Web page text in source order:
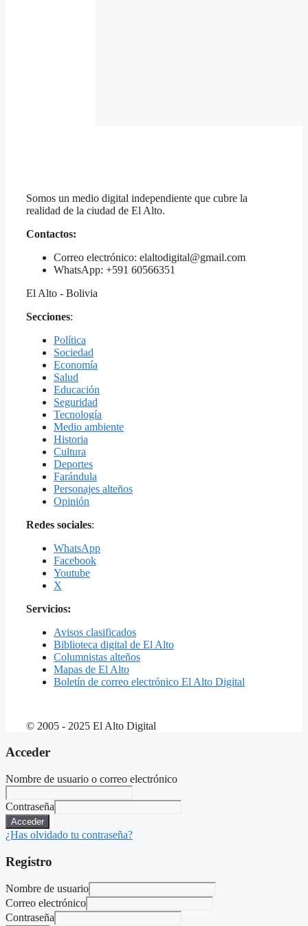
Somos un medio digital independiente que cubre la
realidad de la ciudad de El Alto.
Contactos:
Correo electrónico: elaltodigital@gmail.com
WhatsApp: +591 60566351
El Alto - Bolivia
Secciones:
Política
Sociedad
Economía
Salud
Educación
Seguridad
Tecnología
Medio ambiente
Historia
Cultura
Deportes
Farándula
Personajes alteños
Opinión
Redes sociales:
WhatsApp
Facebook
Youtube
X
Servicios:
Avisos clasificados
Biblioteca digital de El Alto
Columnistas alteños
Mapas de El Alto
Boletín de correo electrónico El Alto Digital
© 2005 - 2025 El Alto Digital
Acceder
Nombre de usuario o correo electrónico
Contraseña
Acceder
¿Has olvidado tu contraseña?
Registro
Nombre de usuario
Correo electrónico
Contraseña